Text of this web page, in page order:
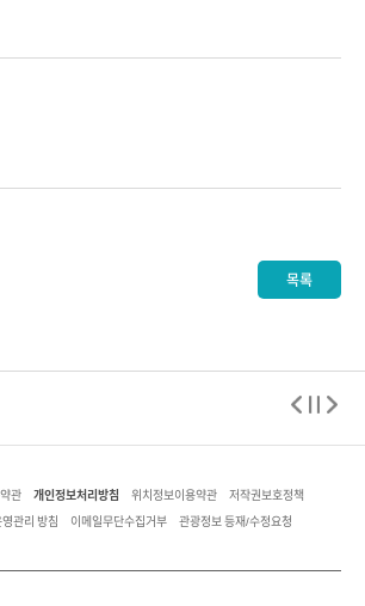
목록
관 개인정보처리방침 위치정보이용약관 저작권보호정책
관리 방침 이메일무단수집거부 관광정보 등재/수정요청